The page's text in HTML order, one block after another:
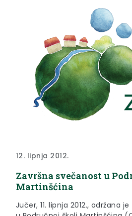
12. lipnja 2012.
Završna svečanost u
Martinšćina
Jučer, 11. lipnja 2012., održana